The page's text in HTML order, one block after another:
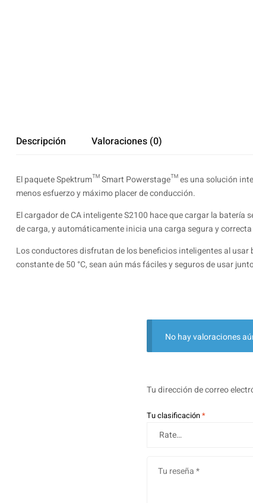
Descripción Valoraciones (0)
El paquete Spektrum™ Smart Powerstage™ es una solución
menos esfuerzo y máximo placer de conducción.
El cargador de CA inteligente S2100 hace que cargar la
de carga, y automáticamente inicia una carga segura y
Los conductores disfrutan de los beneficios inteligentes al
constante de 50 °C, sean aún más fáciles y seguros de usar
No hay valoraciones
Tu dirección de correo
Tu clasificación*